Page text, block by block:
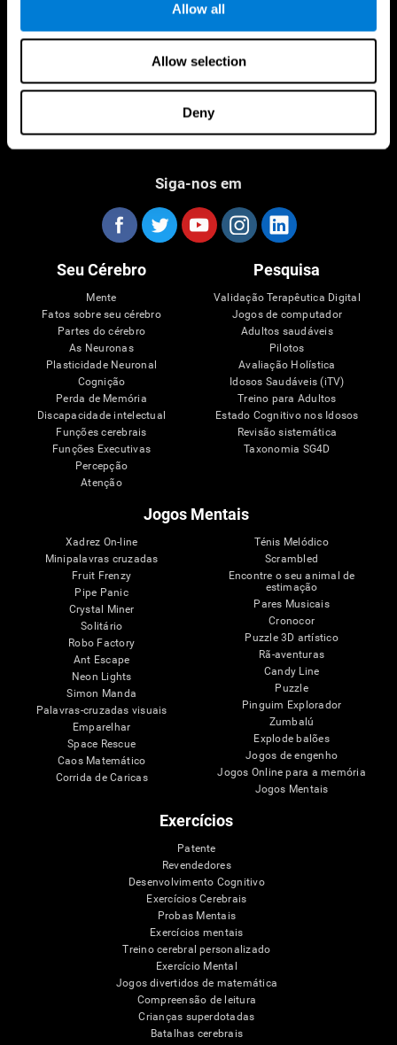
Allow all
Allow selection
Deny
Siga-nos em
Seu Cérebro
Mente
Fatos sobre seu cérebro
Partes do cérebro
As Neuronas
Plasticidade Neuronal
Cognição
Perda de Memória
Discapacidade intelectual
Funções cerebrais
Funções Executivas
Percepção
Atenção
Pesquisa
Validação Terapêutica Digital
Jogos de computador
Adultos saudáveis
Pilotos
Avaliação Holística
Idosos Saudáveis (iTV)
Treino para Adultos
Estado Cognitivo nos Idosos
Revisão sistemática
Taxonomia SG4D
Jogos Mentais
Xadrez On-line
Minipalavras cruzadas
Fruit Frenzy
Pipe Panic
Crystal Miner
Solitário
Robo Factory
Ant Escape
Neon Lights
Simon Manda
Palavras-cruzadas visuais
Emparelhar
Space Rescue
Caos Matemático
Corrida de Caricas
Ténis Melódico
Scrambled
Encontre o seu animal de
estimação
Pares Musicais
Cronocor
Puzzle 3D artístico
Rã-aventuras
Candy Line
Puzzle
Pinguim Explorador
Zumbalú
Explode balões
Jogos de engenho
Jogos Online para a memória
Jogos Mentais
Exercícios
Patente
Revendedores
Desenvolvimento Cognitivo
Exercícios Cerebrais
Probas Mentais
Exercícios mentais
Treino cerebral personalizado
Exercício Mental
Jogos divertidos de matemática
Compreensão de leitura
Crianças superdotadas
Batalhas cerebrais